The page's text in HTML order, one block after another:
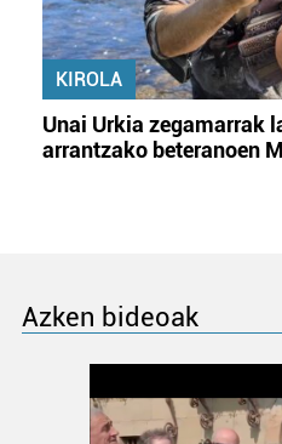
KIROLA
Unai Urkia zegamarrak
arrantzako beteranoen
Azken bideoak